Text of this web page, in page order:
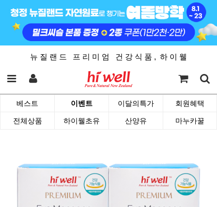
뉴 질 랜 드 프 리 미 엄 건 강 식 품 , 하 이 웰
베스트 이벤트 이달의특가 회원혜택
전체상품 하이웰초유 산양유 마누카꿀